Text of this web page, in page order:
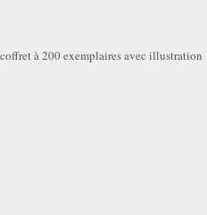
à 200 exemplaires avec illustration